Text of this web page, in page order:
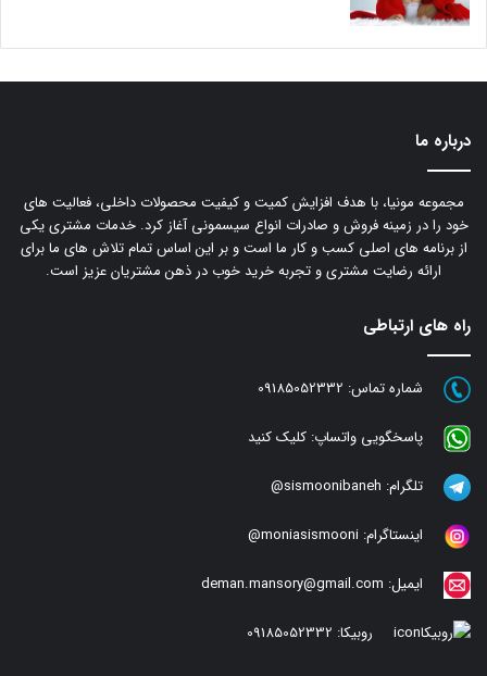
درباره ما
مجموعه مونیا، با هدف افزایش کمیت و کیفیت محصولات داخلی، فعالیت های
خود را در زمینه فروش و صادرات انواع سیسمونی آغاز کرد. خدمات مشتری یکی
از برنامه های اصلی کسب و کار ما است و بر این اساس تمام تلاش های ما برای
ارائه رضایت مشتری و تجربه خرید خوب در ذهن مشتریان عزیز است.
راه های ارتباطی
شماره تماس: 09185052332
پاسخگویی واتساپ: کلیک کنید
تلگرام: sismoonibaneh@
اینستاگرام: moniasismooni@
ایمیل: deman.mansory@gmail.com
روبیکا: 09185052332